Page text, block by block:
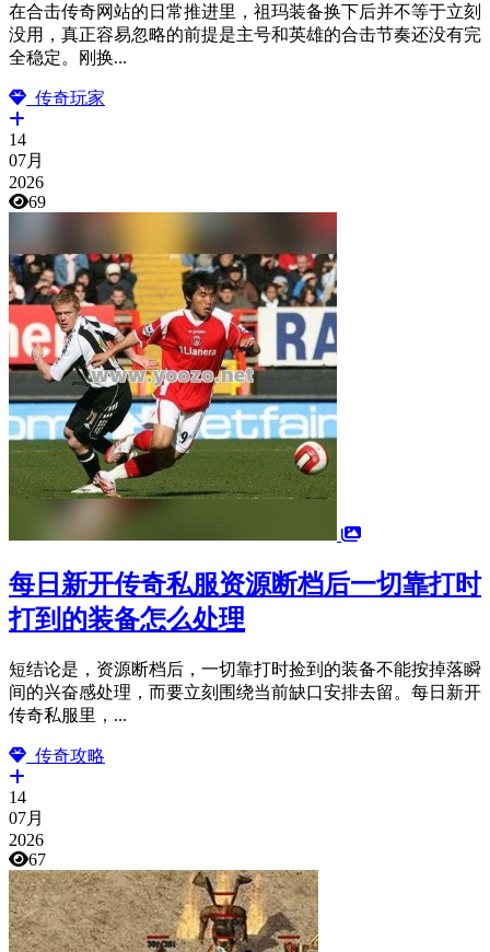
在合击传奇网站的日常推进里，祖玛装备换下后并不等于立刻
没用，真正容易忽略的前提是主号和英雄的合击节奏还没有完
全稳定。刚换...
传奇玩家
14
07月
2026
69
每日新开传奇私服资源断档后一切靠打时
打到的装备怎么处理
短结论是，资源断档后，一切靠打时捡到的装备不能按掉落瞬
间的兴奋感处理，而要立刻围绕当前缺口安排去留。每日新开
传奇私服里，...
传奇攻略
14
07月
2026
67